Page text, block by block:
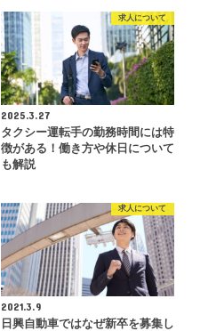
求人について
2025.3.27
タクシー運転手の勤務時間には特
徴がある！働き方や休日について
も解説
求人について
2021.3.9
日興自動車ではなぜ新卒を募集し